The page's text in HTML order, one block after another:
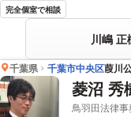
完全個室で相談
川嶋
千葉県 千葉市中央区葭川
菱沼 秀
鳥羽田法律